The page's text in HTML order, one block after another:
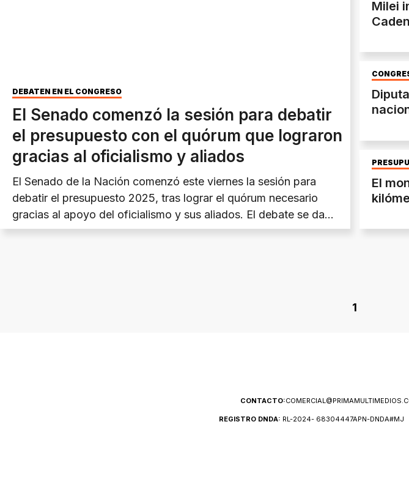
DEBATEN EN EL CONGRESO
El Senado comenzó la sesión para debatir
el presupuesto con el quórum que lograron
gracias al oficialismo y aliados
El Senado de la Nación comenzó este viernes la sesión para
debatir el presupuesto 2025, tras lograr el quórum necesario
gracias al apoyo del oficialismo y sus aliados. El debate se da
en un contexto clave para las negociaciones políticas del país.
Milei
El
1
CONTACTO:
REGISTRO DNDA: RL-2024- 68304447APN-DNDA#MJ